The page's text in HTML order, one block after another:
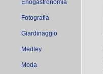
Enogastronomia
Fotografia
Giardinaggio
Medley
Moda